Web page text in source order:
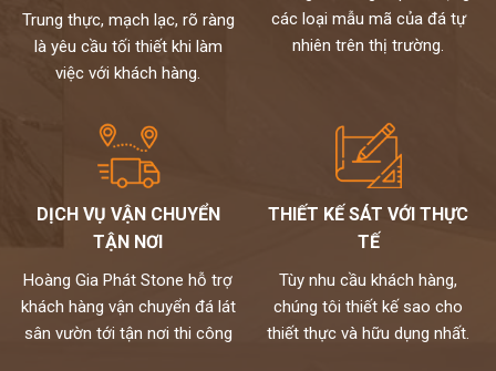
Trung thực, mạch lạc, rõ ràng
là yêu cầu tối thiết khi làm
việc với khách hàng.
các loại mẫu mã của đá tự
nhiên trên thị trường.
DỊCH VỤ VẬN CHUYỂN
TẬN NƠI
Hoàng Gia Phát Stone hỗ trợ
khách hàng vận chuyển đá lát
sân vườn tới tận nơi thi công
THIẾT KẾ SÁT VỚI THỰC
TẾ
Tùy nhu cầu khách hàng,
chúng tôi thiết kế sao cho
thiết thực và hữu dụng nhất.